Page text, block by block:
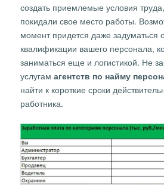
создать приемлемые условия
покидали свое место работы.
момент придется даже задуматься
квалификации вашего персонала,
заниматься еще и логистикой. Не
услугам агентств по найму
найти к короткие сроки
работника.